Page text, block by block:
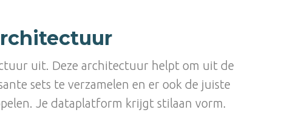
uit. Deze architectuur helpt om uit de
sets te verzamelen en er ook de juiste
Je dataplatform krijgt stilaan vorm.